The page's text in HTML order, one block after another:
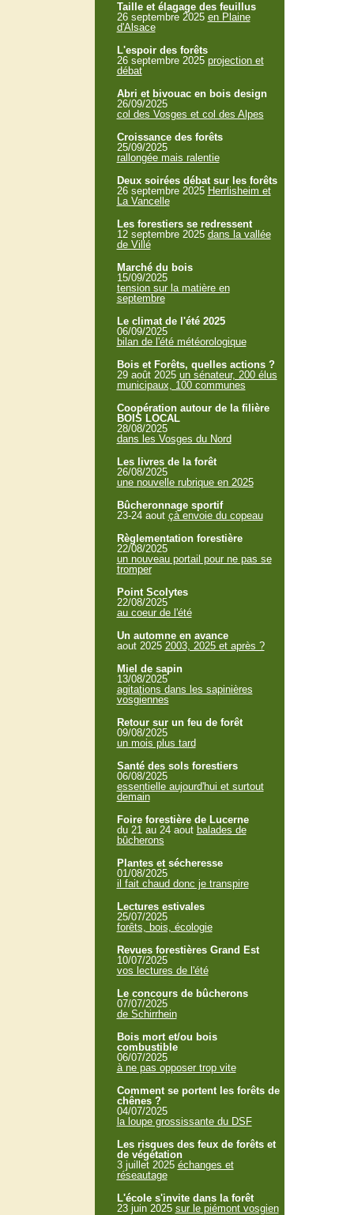
Taille et élagage des feuillus
26 septembre 2025 en Plaine
d'Alsace
L'espoir des forêts
26 septembre 2025 projection et
débat
Abri et bivouac en bois design
26/09/2025
col des Vosges et col des Alpes
Croissance des forêts
25/09/2025
rallongée mais ralentie
Deux soirées débat sur les forêts
26 septembre 2025 Herrlisheim et
La Vancelle
Les forestiers se redressent
12 septembre 2025 dans la vallée
de Villé
Marché du bois
15/09/2025
tension sur la matière en
septembre
Le climat de l'été 2025
06/09/2025
bilan de l'été météorologique
Bois et Forêts, quelles actions ?
29 août 2025 un sénateur, 200 élus
municipaux, 100 communes
Coopération autour de la filière
BOIS LOCAL
28/08/2025
dans les Vosges du Nord
Les livres de la forêt
26/08/2025
une nouvelle rubrique en 2025
Bûcheronnage sportif
23-24 aout çà envoie du copeau
Règlementation forestière
22/08/2025
un nouveau portail pour ne pas se
tromper
Point Scolytes
22/08/2025
au coeur de l'été
Un automne en avance
aout 2025 2003, 2025 et après ?
Miel de sapin
13/08/2025
agitations dans les sapinières
vosgiennes
Retour sur un feu de forêt
09/08/2025
un mois plus tard
Santé des sols forestiers
06/08/2025
essentielle aujourd'hui et surtout
demain
Foire forestière de Lucerne
du 21 au 24 aout balades de
bûcherons
Plantes et sécheresse
01/08/2025
il fait chaud donc je transpire
Lectures estivales
25/07/2025
forêts, bois, écologie
Revues forestières Grand Est
10/07/2025
vos lectures de l'été
Le concours de bûcherons
07/07/2025
de Schirrhein
Bois mort et/ou bois
combustible
06/07/2025
à ne pas opposer trop vite
Comment se portent les forêts de
chênes ?
04/07/2025
la loupe grossissante du DSF
Les risques des feux de forêts et
de végétation
3 juillet 2025 échanges et
réseautage
L'école s'invite dans la forêt
23 juin 2025 sur le piémont vosgien